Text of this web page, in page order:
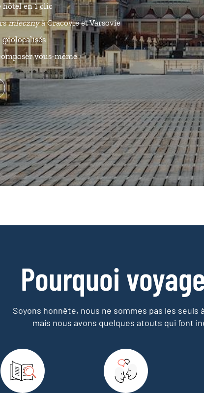
hôtel en 1 clic
mlecznyà Cracovie et Varsovie
vous-même
Pourquoi
Soyons honnête, nous ne sommes pas les seuls
mais nous avons quelques atouts qui font